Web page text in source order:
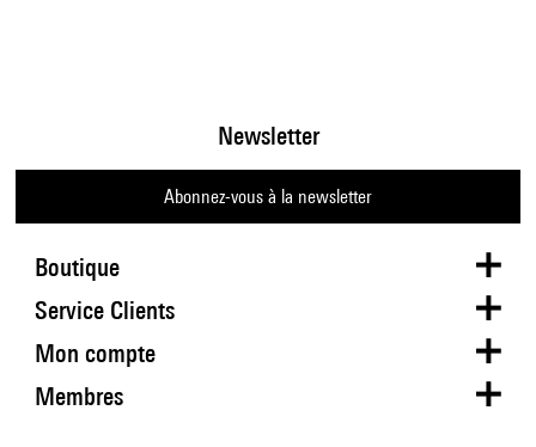
Boutique
Newsletter
Abonnez-vous à la newsletter
Service Clients
Mon compte
Membres